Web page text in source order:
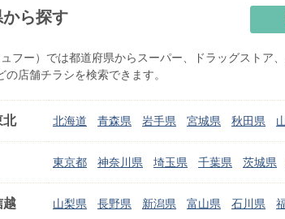
ら探す
フー）では都道府県からスーパー、ドラッグストア
の店舗チラシを検索できます。
北 北海道 青森県 岩手県 宮城県 秋田県
東京都 神奈川県 埼玉県 千葉県 茨城県
越 山梨県 長野県 新潟県 富山県 石川県